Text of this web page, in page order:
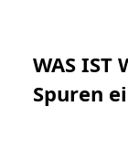
WAS IST
Spuren